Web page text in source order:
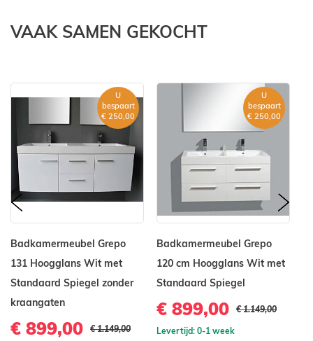
VAAK SAMEN GEKOCHT
Badkamermeubel Grepo
131 Hoogglans Wit met
Standaard Spiegel zonder
kraangaten
U
bespaart
€ 250,00
€ 899,00 € 1.149,00
Badkamermeubel Grepo
120 cm Hoogglans Wit met
Standaard Spiegel
U
bespaart
€ 250,00
€ 899,00 € 1.149,00
Levertijd: 0-1 week
prev